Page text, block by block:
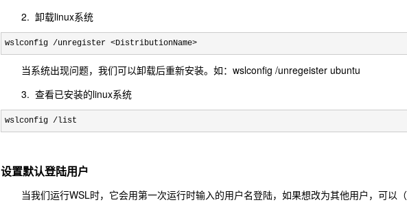
2. 卸载linux系统
wslconfig /unregister <DistributionName>
当系统出现问题，我们可以卸载后重新安装。如：wslconfig /unregeister ubuntu
3. 查看已安装的linux系统
wslconfig /list
设置默认登陆用户
当我们运行WSL时，它会用第一次运行时输入的用户名登陆，如果想改为其他用户，可以